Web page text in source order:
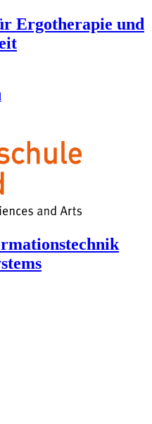
Ergotherapie und